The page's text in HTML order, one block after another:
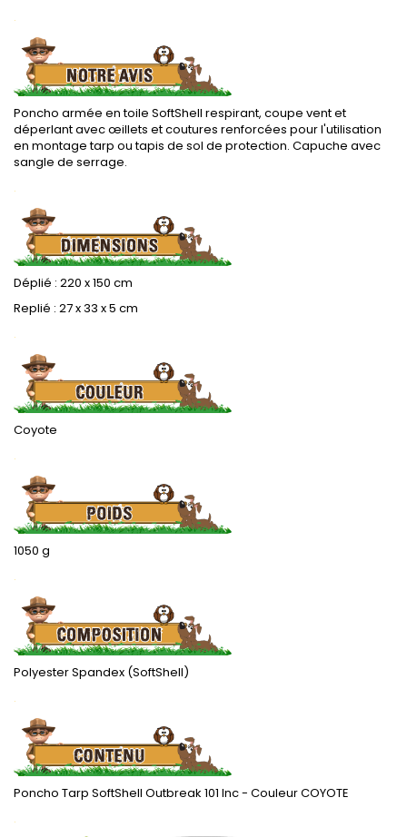
.
Poncho armée en toile SoftShell respirant, coupe vent et
déperlant avec œillets et coutures renforcées pour l'utilisation
en montage tarp ou tapis de sol de protection. Capuche avec
sangle de serrage.
.
Déplié : 220 x 150 cm
Replié : 27 x 33 x 5 cm
.
Coyote
.
1050 g
.
Polyester Spandex (SoftShell)
.
Poncho Tarp SoftShell Outbreak 101 Inc - Couleur COYOTE
.